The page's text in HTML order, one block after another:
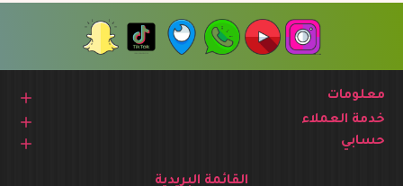
معلومات
خدمة العملاء
حسابي
القائمة البريدية